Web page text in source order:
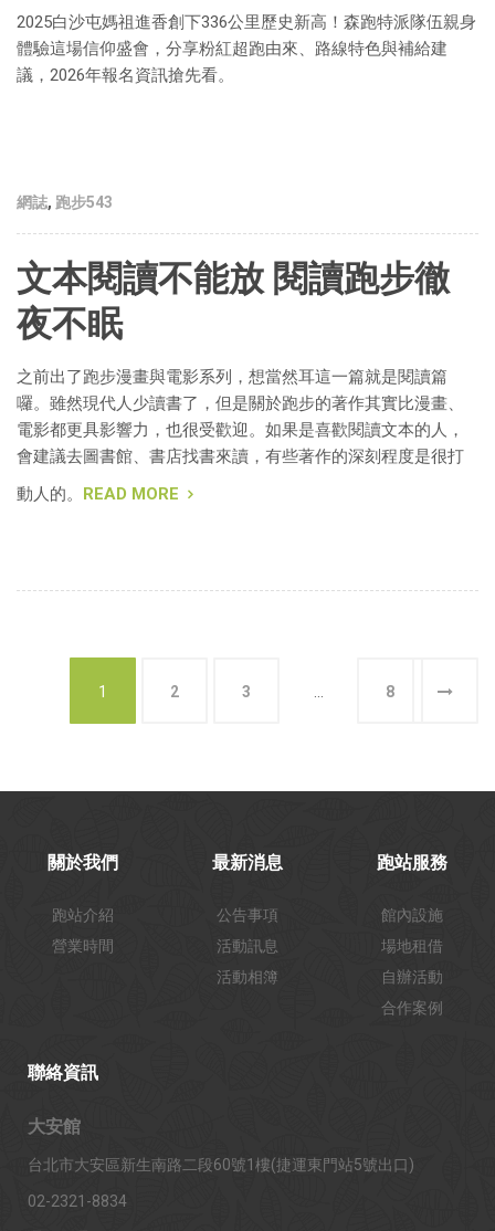
2025白沙屯媽祖進香創下336公里歷史新高！森跑特派隊伍親身
體驗這場信仰盛會，分享粉紅超跑由來、路線特色與補給建
議，2026年報名資訊搶先看。
網誌, 跑步543
文本閱讀不能放 閱讀跑步徹
夜不眠
之前出了跑步漫畫與電影系列，想當然耳這一篇就是閱讀篇
囉。雖然現代人少讀書了，但是關於跑步的著作其實比漫畫、
電影都更具影響力，也很受歡迎。如果是喜歡閱讀文本的人，
會建議去圖書館、書店找書來讀，有些著作的深刻程度是很打
動人的。 READ MORE
1 2 3 8
關於我們
跑站介紹
營業時間
最新消息
公告事項
活動訊息
活動相簿
跑站服務
館內設施
場地租借
自辦活動
合作案例
聯絡資訊
大安館
台北市大安區新生南路二段60號1樓(捷運東門站5號出口)
02-2321-8834